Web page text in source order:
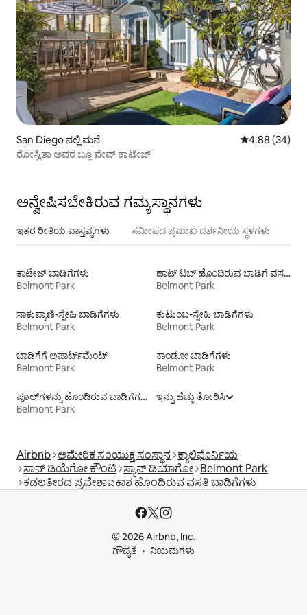
San Diego ನಲ್ಲಿ ಮನೆ 5 ರಲ್ಲಿ 4.88
4.88 (34)
ರೋಸ್ವಿತಾ ಅವರ ಬ್ಲೂ ವೇವ್ ಕಾಟೇಜ್
ಅನ್ವೇಷಿಸಬೇಕಿರುವ ಗಮ್ಯಸ್ಥಾನಗಳು
ಇತರ ರೀತಿಯ ವಾಸ್ತವ್ಯಗಳು ಸಮೀಪದ ಪ್ರಮುಖ ದರ್ಶನೀಯ ಸ್ಥಳಗಳು
ಕಾಟೇಜ್‌ ಬಾಡಿಗೆಗಳು
Belmont Park
ಹಾಟ್ ಟಬ್ ಹೊಂದಿರುವ ಬಾಡಿಗೆ ವಸತಿಗಳು
Belmont Park
ಸಾಕುಪ್ರಾಣಿ-ಸ್ನೇಹಿ ಬಾಡಿಗೆಗಳು
Belmont Park
ಕುಟುಂಬ-ಸ್ನೇಹಿ ಬಾಡಿಗೆಗಳು
Belmont Park
ಬಾಡಿಗೆಗೆ ಅಪಾರ್ಟ್‌ಮೆಂಟ್‌
Belmont Park
ಕಾಂಡೋ ಬಾಡಿಗೆಗಳು
Belmont Park
ಪೂಲ್‍ಗಳನ್ನು ಹೊಂದಿರುವ ಬಾಡಿಗೆಗಳು
Belmont Park
ಇನ್ನು ಹೆಚ್ಚು ತೋರಿಸಿ
Airbnb ಅಮೇರಿಕ ಸಂಯುಕ್ತ ಸಂಸ್ಥಾನ ಕ್ಯಾಲಿಫೊರ್ನಿಯ
ಸಾನ್ ಡಿಯೆಗೋ ಕೌಂಟಿ ಸ್ಯಾನ್ ಡಿಯಾಗೋ Belmont Park
ಕಡಲತೀರದ ಪ್ರವೇಶಾವಕಾಶ ಹೊಂದಿರುವ ವಸತಿ ಬಾಡಿಗೆಗಳು
© 2026 Airbnb, Inc.
ಗೌಪ್ಯತೆ
ನಿಯಮಗಳು